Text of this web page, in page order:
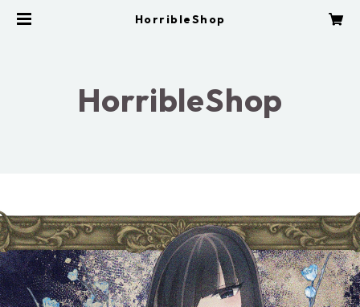
HorribleShop
HorribleShop